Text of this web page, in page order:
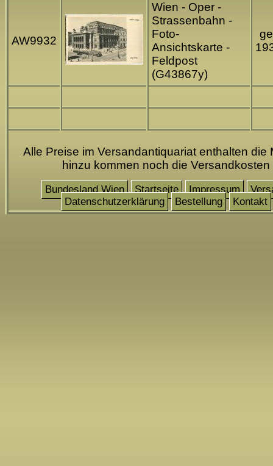
AW9932
Wien - Oper -
Strassenbahn -
Foto-
Ansichtskarte -
Feldpost
(G43867y)
Alle Preise im Versandantiquariat enthalten die
hinzu kommen noch die Versandkosten
Bundesland Wien Startseite Impressum
Datenschutzerklärung
Bestellung Kontakt